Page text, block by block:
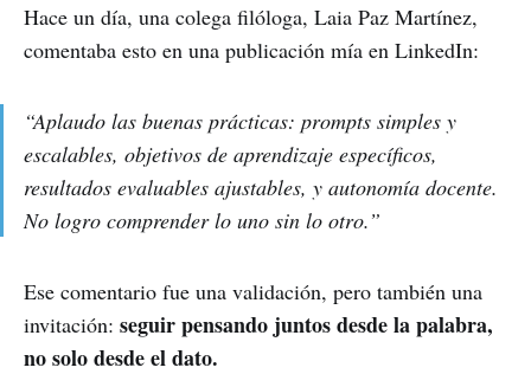
Hace un día, una colega filóloga, Laia Paz Martínez,
comentaba esto en una publicación mía en LinkedIn:
“Aplaudo las buenas prácticas: prompts simples y
escalables, objetivos de aprendizaje específicos,
resultados evaluables ajustables, y autonomía docente.
No logro comprender lo uno sin lo otro.”
Ese comentario fue una validación, pero también una
invitación: seguir pensando juntos desde la palabra,
no solo desde el dato.